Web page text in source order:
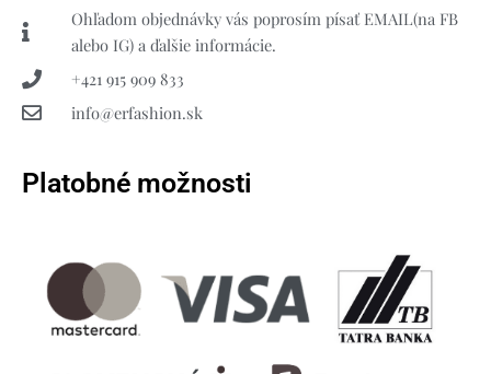
Ohľadom objednávky vás poprosím písať EMAIL(na FB
alebo IG) a ďalšie informácie.
+421 915 909 833
info@erfashion.sk
Platobné možnosti